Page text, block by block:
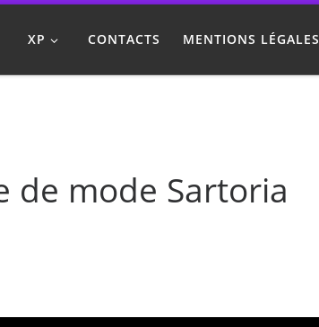
XP CONTACTS MENTIONS LÉGALES
de mode Sartoria